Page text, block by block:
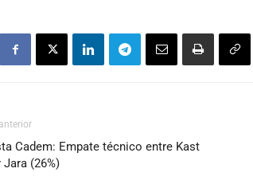
Cadem: Empate técnico entre Kast
Jara (26%)